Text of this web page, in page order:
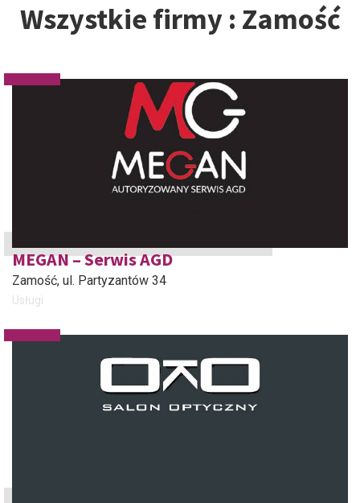
Wszystkie firmy : Zamość
MEGAN – Serwis AGD
Zamość, ul. Partyzantów 34
Usługi